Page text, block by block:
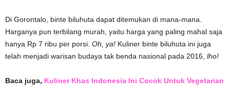
Di Gorontalo, binte biluhuta dapat ditemukan di mana-mana.
Harganya pun terbilang murah, yaitu harga yang paling mahal saja
hanya Rp 7 ribu per porsi. Oh, ya! Kuliner binte biluhuta ini juga
telah menjadi warisan budaya tak benda nasional pada 2016, lho!
Baca juga, Kuliner Khas Indonesia Ini Cocok Untuk Vegetarian